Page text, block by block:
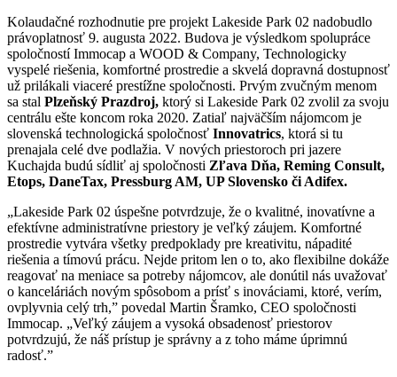
Kolaudačné rozhodnutie pre projekt Lakeside Park 02 nadobudlo
právoplatnosť 9. augusta 2022. Budova je výsledkom spolupráce
spoločností Immocap a WOOD & Company, Technologicky
vyspelé riešenia, komfortné prostredie a skvelá dopravná dostupnosť
už prilákali viaceré prestížne spoločnosti. Prvým zvučným menom
sa stal Plzeňský Prazdroj, ktorý si Lakeside Park 02 zvolil za svoju
centrálu ešte koncom roka 2020. Zatiaľ najväčším nájomcom je
slovenská technologická spoločnosť Innovatrics, ktorá si tu
prenajala celé dve podlažia. V nových priestoroch pri jazere
Kuchajda budú sídliť aj spoločnosti Zľava Dňa, Reming Consult,
Etops, DaneTax, Pressburg AM, UP Slovensko či Adifex.
„Lakeside Park 02 úspešne potvrdzuje, že o kvalitné, inovatívne a
efektívne administratívne priestory je veľký záujem. Komfortné
prostredie vytvára všetky predpoklady pre kreativitu, nápadité
riešenia a tímovú prácu. Nejde pritom len o to, ako flexibilne dokáže
reagovať na meniace sa potreby nájomcov, ale donútil nás uvažovať
o kanceláriách novým spôsobom a prísť s inováciami, ktoré, verím,
ovplyvnia celý trh,” povedal Martin Šramko, CEO spoločnosti
Immocap. „Veľký záujem a vysoká obsadenosť priestorov
potvrdzujú, že náš prístup je správny a z toho máme úprimnú
radosť.”